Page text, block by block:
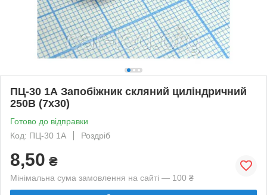
ПЦ-30 1А Запобіжник скляний циліндричний
250В (7х30)
Готово до відправки
Код: ПЦ-30 1А
Роздріб
8,50 ₴
Мінімальна сума замовлення на сайті — 100 ₴